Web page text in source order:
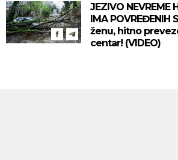
JEZIVO NEVREME
IMA POVREĐENIH
ženu, hitno
centar! (VIDEO)